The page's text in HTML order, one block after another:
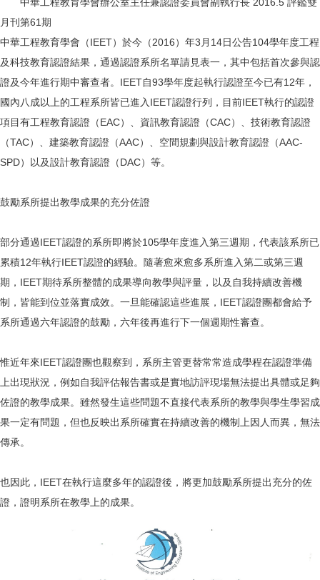
月刊第61期
中華工程教育學會（IEET）於今（2016）年3月14日公告104學年度工程
及科技教育認證結果，通過認證系所名單請見表一，其中包括首次參與認
證及今年進行期中審查者。IEET自93學年度起執行認證至今已有12年，
國內八成以上的工程系所皆已進入IEET認證行列，目前IEET執行的認證
項目有工程教育認證（EAC）、資訊教育認證（CAC）、技術教育認證
（TAC）、建築教育認證（AAC）、空間規劃與設計教育認證（AAC-
SPD）以及設計教育認證（DAC）等。
鼓勵系所提出教學成果的充分佐證
部分通過IEET認證的系所即將於105學年度進入第三週期，代表該系所已
累積12年執行IEET認證的經驗。隨著愈來愈多系所進入第二或第三週
期，IEET期待系所整體的成果導向教學與評量，以及自我持續改善機
制，皆能到位並落實成效。一旦能確認這些進展，IEET認證團都會給予
系所通過六年認證的鼓勵，六年後再進行下一個週期性審查。
惟近年來IEET認證團也觀察到，系所主管更替常常造成學程在認證準備
上出現狀況，例如自我評估報告書或是實地訪評現場無法提出具體或足夠
佐證的教學成果。雖然發生這些問題不直接代表系所的教學與學生學習成
果一定有問題，但也反映出系所確實在持續改善的機制上因人而異，無法
傳承。
也因此，IEET在執行這麼多年的認證後，將更加鼓勵系所提出充分的佐
證，證明系所在教學上的成果。